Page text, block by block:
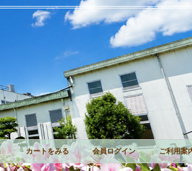
カートをみる ｜ 会員ログイン ｜ ご利用案